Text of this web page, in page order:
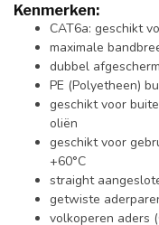
Kenmerken:
CAT6a: geschikt
maximale
dubbel
PE (Polyetheen)
geschikt voor
oliën
geschikt voor
+60°C
straight
getwiste
volkoperen aders